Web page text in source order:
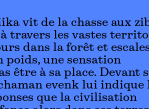
vit de la chasse aux
travers les vastes
dans la forêt et
une sensation
être à sa place. Devant
evenk lui indique
que la civilisation